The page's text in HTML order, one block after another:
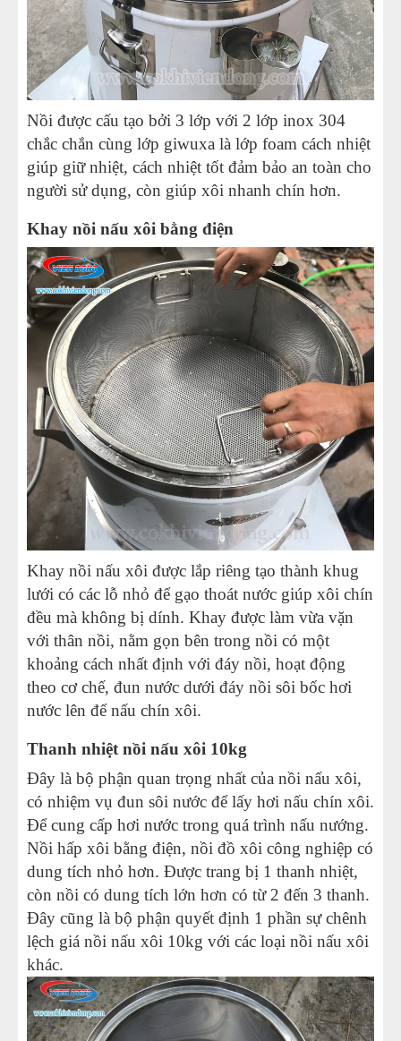
Nồi được cấu tạo bởi 3 lớp với 2 lớp inox 304
chắc chắn cùng lớp giwuxa là lớp foam cách nhiệt
giúp giữ nhiệt, cách nhiệt tốt đảm bảo an toàn cho
người sử dụng, còn giúp xôi nhanh chín hơn.
Khay nồi nấu xôi bằng điện
Khay nồi nấu xôi được lắp riêng tạo thành khug
lưới có các lỗ nhỏ để gạo thoát nước giúp xôi chín
đều mà không bị dính. Khay được làm vừa vặn
với thân nồi, nằm gọn bên trong nồi có một
khoảng cách nhất định với đáy nồi, hoạt động
theo cơ chế, đun nước dưới đáy nồi sôi bốc hơi
nước lên để nấu chín xôi.
Thanh nhiệt nồi nấu xôi 10kg
Đây là bộ phận quan trọng nhất của nồi nấu xôi,
có nhiệm vụ đun sôi nước để lấy hơi nấu chín xôi.
Để cung cấp hơi nước trong quá trình nấu nướng.
Nồi hấp xôi bằng điện, nồi đồ xôi công nghiệp có
dung tích nhỏ hơn. Được trang bị 1 thanh nhiệt,
còn nồi có dung tích lớn hơn có từ 2 đến 3 thanh.
Đây cũng là bộ phận quyết định 1 phần sự chênh
lệch giá nồi nấu xôi 10kg với các loại nồi nấu xôi
khác.